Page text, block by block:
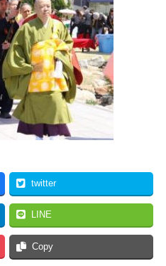
twitter
LINE
Copy